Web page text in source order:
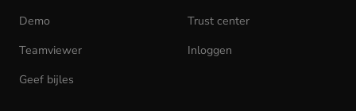
Demo
Trust center
Teamviewer
Inloggen
Geef bijles